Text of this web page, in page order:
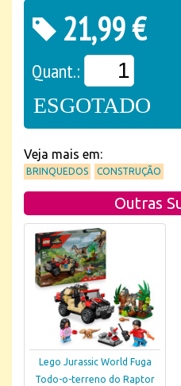
21,99 €
Quant.:
ESGOTADO
Veja mais em:
BRINQUEDOS CONSTRUÇÃO
Outras
Lego Jurassic World Fuga
Todo-o-terreno do Raptor